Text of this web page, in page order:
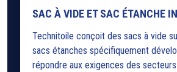
SAC À VIDE ET SAC ÉTANCHE
Technitoile conçoit des sacs à vide
sacs étanches spécifiquement
répondre aux exigences des